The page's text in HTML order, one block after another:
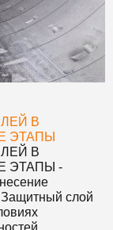
В
ЭТАПЫ
В
ЭТАПЫ -
Защитный слой